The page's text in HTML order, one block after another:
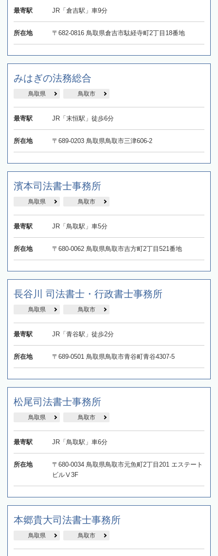
最寄駅 JR「倉吉駅」車9分
所在地 〒682-0816 鳥取県倉吉市駄経寺町2丁目18番地
みはぎの法務総合
鳥取県 鳥取市
最寄駅 JR「末恒駅」徒歩6分
所在地 〒689-0203 鳥取県鳥取市三津606-2
濱本司法書士事務所
鳥取県 鳥取市
最寄駅 JR「鳥取駅」車5分
所在地 〒680-0062 鳥取県鳥取市吉方町2丁目521番地
長谷川 司法書士・行政書士事務所
鳥取県 鳥取市
最寄駅 JR「青谷駅」徒歩2分
所在地 〒689-0501 鳥取県鳥取市青谷町青谷4307-5
松尾司法書士事務所
鳥取県 鳥取市
最寄駅 JR「鳥取駅」車6分
所在地
〒680-0034 鳥取県鳥取市元魚町2丁目201 エステート
ビルⅤ3F
本郷貴大司法書士事務所
鳥取県 鳥取市